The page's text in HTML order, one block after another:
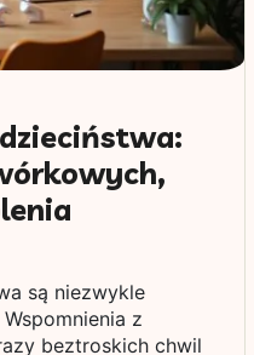
są niezwykle
z
beztroskich chwil